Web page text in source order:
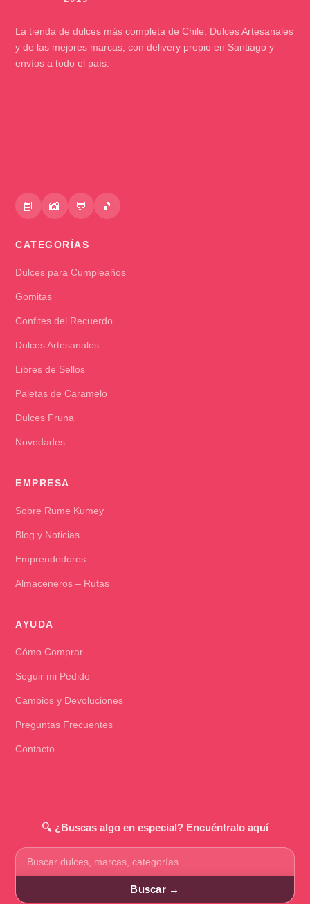
La tienda de dulces más completa de Chile. Dulces Artesanales
y de las mejores marcas, con delivery propio en Santiago y
envíos a todo el país.
📘 📸 💬 🎵
CATEGORÍAS
Dulces para Cumpleaños
Gomitas
Confites del Recuerdo
Dulces Artesanales
Libres de Sellos
Paletas de Caramelo
Dulces Fruna
Novedades
EMPRESA
Sobre Rume Kumey
Blog y Noticias
Emprendedores
Almaceneros – Rutas
AYUDA
Cómo Comprar
Seguir mi Pedido
Cambios y Devoluciones
Preguntas Frecuentes
Contacto
🔍 ¿Buscas algo en especial? Encuéntralo aquí
Buscar
productos
Buscar →